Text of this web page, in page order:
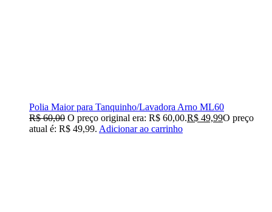
Polia Maior para Tanquinho/Lavadora Arno ML60
R$60,00 O preço original era: R$ 60,00.R$ 49,99O preço
atual é: R$ 49,99. Adicionar ao carrinho